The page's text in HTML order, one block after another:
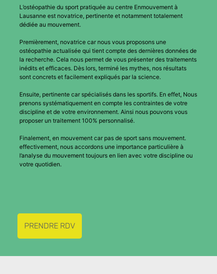
L’ostéopathie du sport pratiquée au centre Enmouvement à
Lausanne est novatrice, pertinente et notamment totalement
dédiée au mouvement.
Premièrement, novatrice car nous vous proposons une
ostéopathie actualisée qui tient compte des dernières données de
la recherche. Cela nous permet de vous présenter des traitements
inédits et efficaces. Dès lors, terminé les mythes, nos résultats
sont concrets et facilement expliqués par la science.
Ensuite, pertinente car spécialisés dans les sportifs. En effet, Nous
prenons systématiquement en compte les contraintes de votre
discipline et de votre environnement. Ainsi nous pouvons vous
proposer un traitement 100% personnalisé.
Finalement, en mouvement car pas de sport sans mouvement.
effectivement, nous accordons une importance particulière à
l’analyse du mouvement toujours en lien avec votre discipline ou
votre quotidien.
PRENDRE RDV